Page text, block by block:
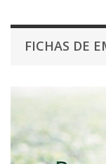
FICHAS DE